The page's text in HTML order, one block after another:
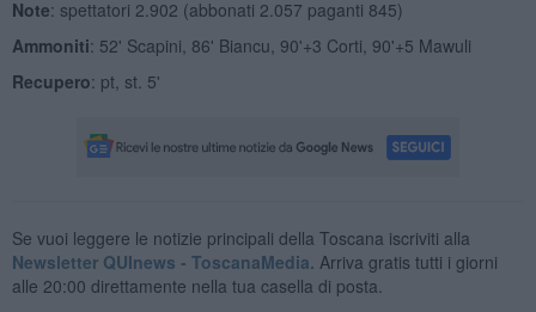
Note: spettatori 2.902 (abbonati 2.057 paganti 845)
Ammoniti: 52' Scapini, 86' Biancu, 90'+3 Corti, 90'+5 Mawuli
Recupero: pt, st. 5'
Se vuoi leggere le notizie principali della Toscana iscriviti alla
Newsletter QUInews - ToscanaMedia. Arriva gratis tutti i giorni
alle 20:00 direttamente nella tua casella di posta.